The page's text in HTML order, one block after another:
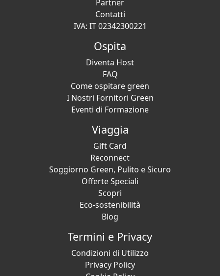
Partner
Contatti
IVA: IT 02342300221
Ospita
Diventa Host
FAQ
Come ospitare green
I Nostri Fornitori Green
Eventi di Formazione
Viaggia
Gift Card
Reconnect
Soggiorno Green, Pulito e Sicuro
Offerte Speciali
Scopri
Eco-sostenibilità
Blog
Termini e Privacy
Condizioni di Utilizzo
Privacy Policy